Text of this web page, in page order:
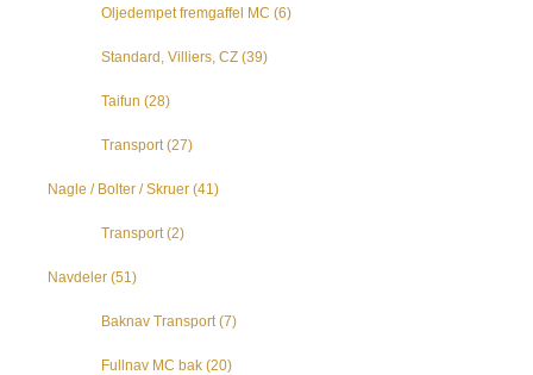
Oljedempet fremgaffel MC (6)
Standard, Villiers, CZ (39)
Taifun (28)
Transport (27)
Nagle / Bolter / Skruer (41)
Transport (2)
Navdeler (51)
Baknav Transport (7)
Fullnav MC bak (20)